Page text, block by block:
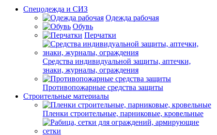
Спецодежда и СИЗ
Одежда рабочая
Обувь
Перчатки
Средства индивидуальной защиты, аптечки,
знаки, журналы, ограждения
Противопожарные средства защиты
Строительные материалы
Пленки строительные, парниковые, кровельные